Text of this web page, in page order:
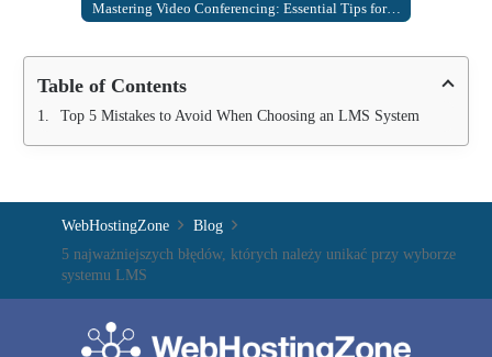
Mastering Video Conferencing: Essential Tips for…
Table of Contents
Top 5 Mistakes to Avoid When Choosing an LMS System
WebHostingZone
Blog
5 najważniejszych błędów, których należy unikać przy wyborze
systemu LMS